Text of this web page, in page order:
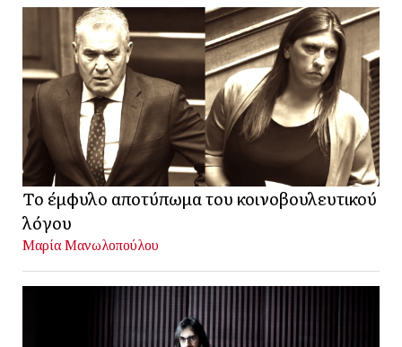
Το έμφυλο αποτύπωμα του κοινοβουλευτικού
λόγου
Μαρία Μανωλοπούλου